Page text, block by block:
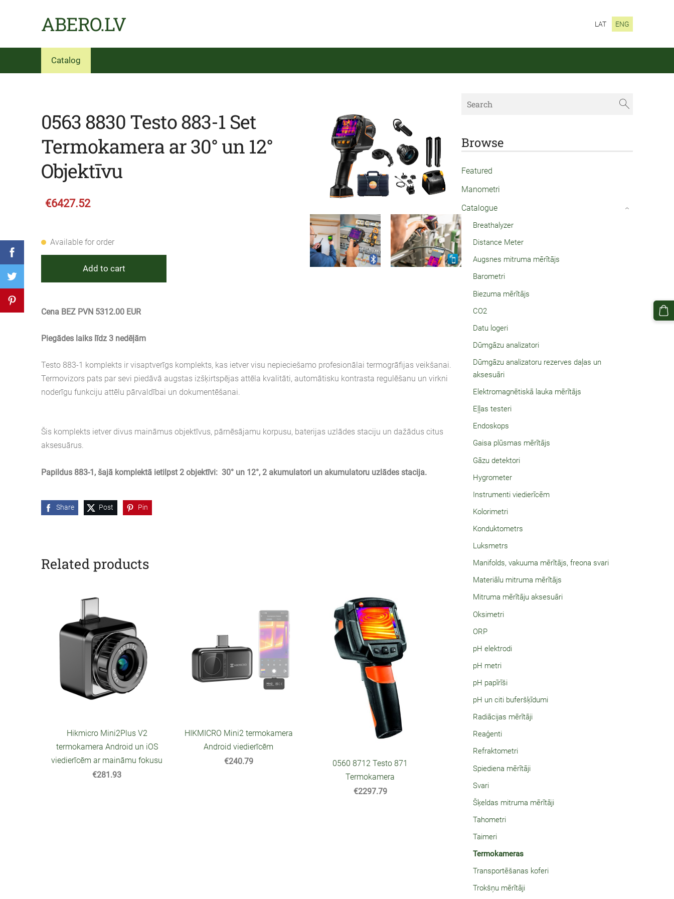
ABERO.LV LAT ENG
Catalog
Browse
Featured
Manometri
Catalogue
Breathalyzer
Distance Meter
Augsnes mitruma mērītājs
Barometri
Biezuma mērītājs
CO2
Datu logeri
Dūmgāzu analizatori
Dūmgāzu analizatoru rezerves daļas un
aksesuāri
Elektromagnētiskā lauka mērītājs
Eļļas testeri
Endoskops
Gaisa plūsmas mērītājs
Gāzu detektori
Hygrometer
Instrumenti viedierīcēm
Kolorimetri
Konduktometrs
Luksmetrs
Manifolds, vakuuma mērītājs, freona svari
Materiālu mitruma mērītājs
Mitruma mērītāju aksesuāri
Oksimetri
ORP
pH elektrodi
pH metri
pH papīrīši
pH un citi buferšķīdumi
Radiācijas mērītāji
Reaģenti
Refraktometri
Spiediena mērītāji
Svari
Šķeldas mitruma mērītāji
Tahometri
Taimeri
Termokameras
Transportēšanas koferi
Trokšņu mērītāji
›
0563 8830 Testo 883-1 Set
Termokamera ar 30° un 12°
Objektīvu
€6427.52
Available for order
Add to cart
Cena BEZ PVN 5312.00 EUR
Piegādes laiks līdz 3 nedēļām
Testo 883-1 komplekts ir visaptverīgs komplekts, kas ietver visu nepieciešamo profesionālai termogrāfijas veikšanai.
Termovizors pats par sevi piedāvā augstas izšķirtspējas attēla kvalitāti, automātisku kontrasta regulēšanu un virkni
noderīgu funkciju attēlu pārvaldībai un dokumentēšanai.
Šis komplekts ietver divus maināmus objektīvus, pārnēsājamu korpusu, baterijas uzlādes staciju un dažādus citus
aksesuārus.
Papildus 883-1, šajā komplektā ietilpst 2 objektīvi: 30° un 12°, 2 akumulatori un akumulatoru uzlādes stacija.
Share Post Pin
Related products
Hikmicro Mini2Plus V2
termokamera Android un iOS
viedierīcēm ar maināmu fokusu
€281.93
HIKMICRO Mini2 termokamera
Android viedierīcēm
€240.79
0560 8712 Testo 871
Termokamera
€2297.79